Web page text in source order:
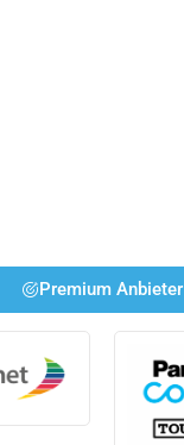
Premium Anbieter